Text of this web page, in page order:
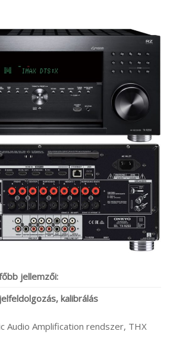
jellemzői:
kalibrálás
Audio Amplification rendszer, THX